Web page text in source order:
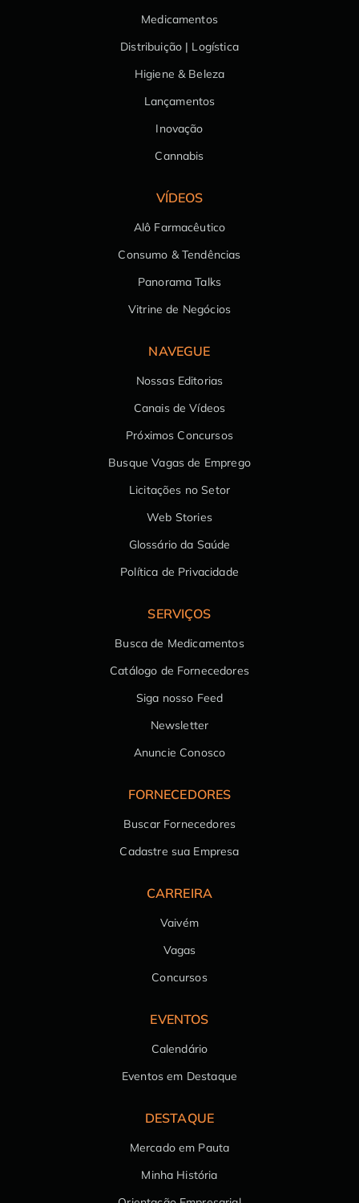
Medicamentos
Distribuição | Logística
Higiene & Beleza
Lançamentos
Inovação
Cannabis
VÍDEOS
Alô Farmacêutico
Consumo & Tendências
Panorama Talks
Vitrine de Negócios
NAVEGUE
Nossas Editorias
Canais de Vídeos
Próximos Concursos
Busque Vagas de Emprego
Licitações no Setor
Web Stories
Glossário da Saúde
Política de Privacidade
SERVIÇOS
Busca de Medicamentos
Catálogo de Fornecedores
Siga nosso Feed
Newsletter
Anuncie Conosco
FORNECEDORES
Buscar Fornecedores
Cadastre sua Empresa
CARREIRA
Vaivém
Vagas
Concursos
EVENTOS
Calendário
Eventos em Destaque
DESTAQUE
Mercado em Pauta
Minha História